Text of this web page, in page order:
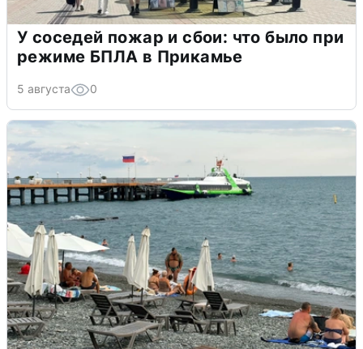
У соседей пожар и сбои: что было при
режиме БПЛА в Прикамье
5 августа 0